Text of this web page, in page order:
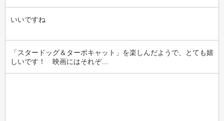
いいですね
「スタードッグ＆ターボキャット」を楽しんだようで、とても嬉
しいです！　映画にはそれぞ…